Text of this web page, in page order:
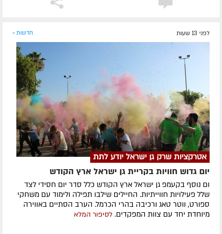
לפני 13 שעות חדשות »
אטרקציות שרק גן ישראל יודע לתת
יום גדוש חוויות בקריית גן ישראל ארץ הקודש
ום נוסף בקעמפ גן ישראל ארץ הקודש כלל סדר יום חסידי לצד
שלל פעילויות חווייתיות. החיילים שילבו תפילה ולימוד עם משחקי
ספורט, ווטר טאג ורכיבה בהרי הכרמל. הערב הסתיים באווירה
מיוחדת יחד עם צוות המפקדים. לסיפור המלא